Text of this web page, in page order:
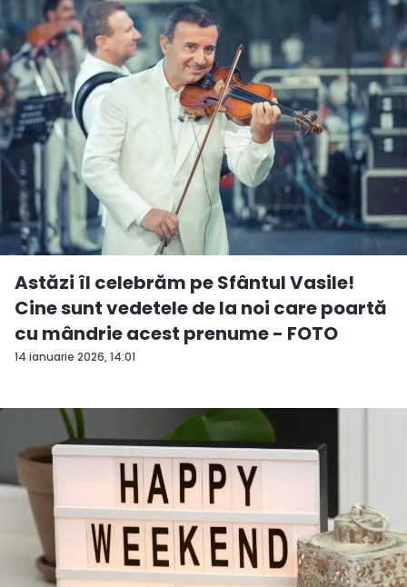
14 ianuarie 2026, 14:01
Astăzi îl celebrăm pe Sfântul Vasile!
Cine sunt vedetele de la noi care poartă
cu mândrie acest prenume - FOTO